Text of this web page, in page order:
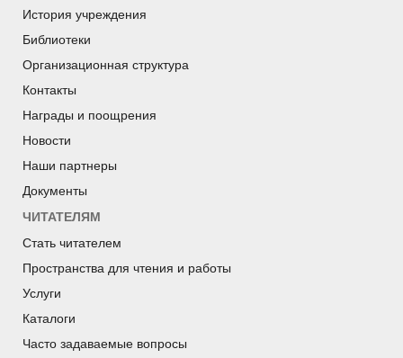
История учреждения
Библиотеки
Организационная структура
Контакты
Награды и поощрения
Новости
Наши партнеры
Документы
ЧИТАТЕЛЯМ
Стать читателем
Пространства для чтения и работы
Услуги
Каталоги
Часто задаваемые вопросы